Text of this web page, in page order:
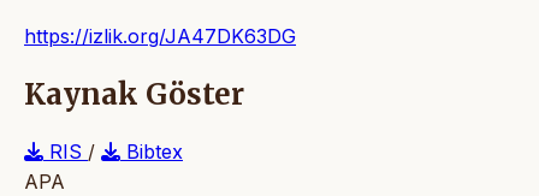
https://izlik.org/JA47DK63DG
Kaynak Göster
RIS /
Bibtex
APA